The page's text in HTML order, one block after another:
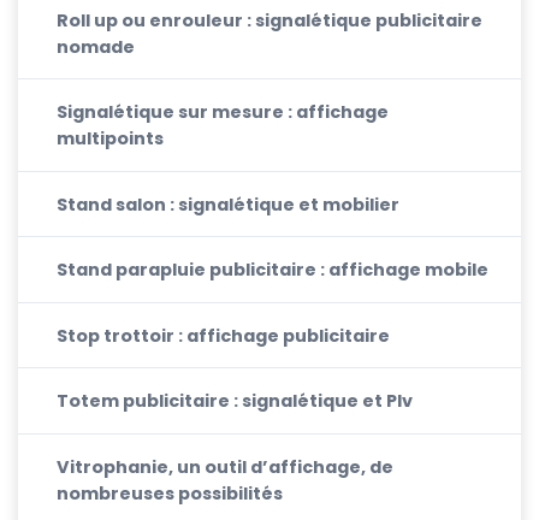
Roll up ou enrouleur : signalétique publicitaire
nomade
Signalétique sur mesure : affichage
multipoints
Stand salon : signalétique et mobilier
Stand parapluie publicitaire : affichage mobile
Stop trottoir : affichage publicitaire
Totem publicitaire : signalétique et Plv
Vitrophanie, un outil d’affichage, de
nombreuses possibilités